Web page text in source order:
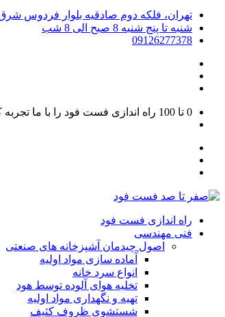
تهران، فلکه دوم صادقیه بلوار فردوس شرق، نبش چهار راه رامین پلاک
شنبه تا پنج شنبه 8 صبح الی 8 شب
09126277378
0 تا 100 راه اندازی فست فود را با ما تجربه
راه اندازی فست فود
فنی مهندسی
اصول چیدمان آشپزخانه های صنعتی
آماده سازی مواد اولیه
انواع سرد خانه
تخلیه هوای آلوده توسط هود
تهیه و نگهداری مواد اولیه
شستشوی ظروف کثیف